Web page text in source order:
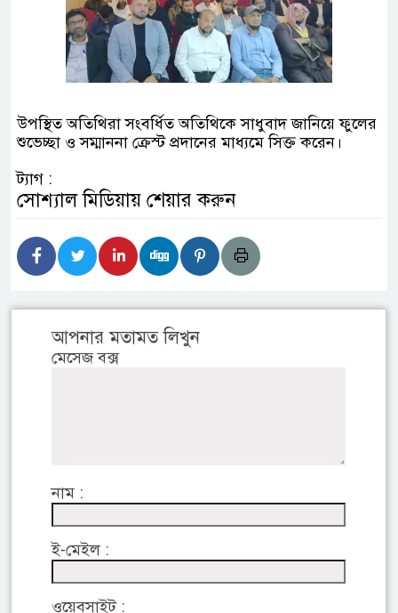
উপস্থিত অতিথিরা সংবর্ধিত অতিথিকে সাধুবাদ জানিয়ে ফুলের
শুভেচ্ছা ও সম্মাননা ক্রেস্ট প্রদানের মাধ্যমে সিক্ত করেন।
ট্যাগ :
সোশ্যাল মিডিয়ায় শেয়ার করুন
আপনার মতামত লিখুন
মেসেজ বক্স
নাম :
ই-মেইল :
ওয়েবসাইট :